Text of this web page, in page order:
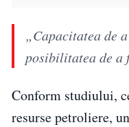
„Capacitatea de
posibilitatea de a
Conform studiului,
resurse petroliere,